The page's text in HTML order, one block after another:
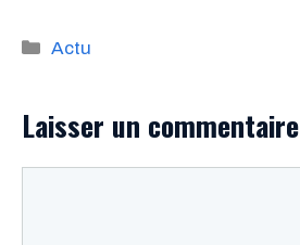
Catégories
Actu
Laisser un commentaire